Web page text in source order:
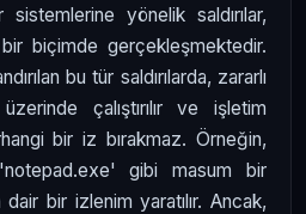
yönelik saldırılar,
biçimde gerçekleşmektedir.
bu tür saldırılarda, zararlı
çalıştırılır ve işletim
bir iz bırakmaz. Örneğin,
gibi masum bir
dair bir izlenim yaratılır. Ancak,